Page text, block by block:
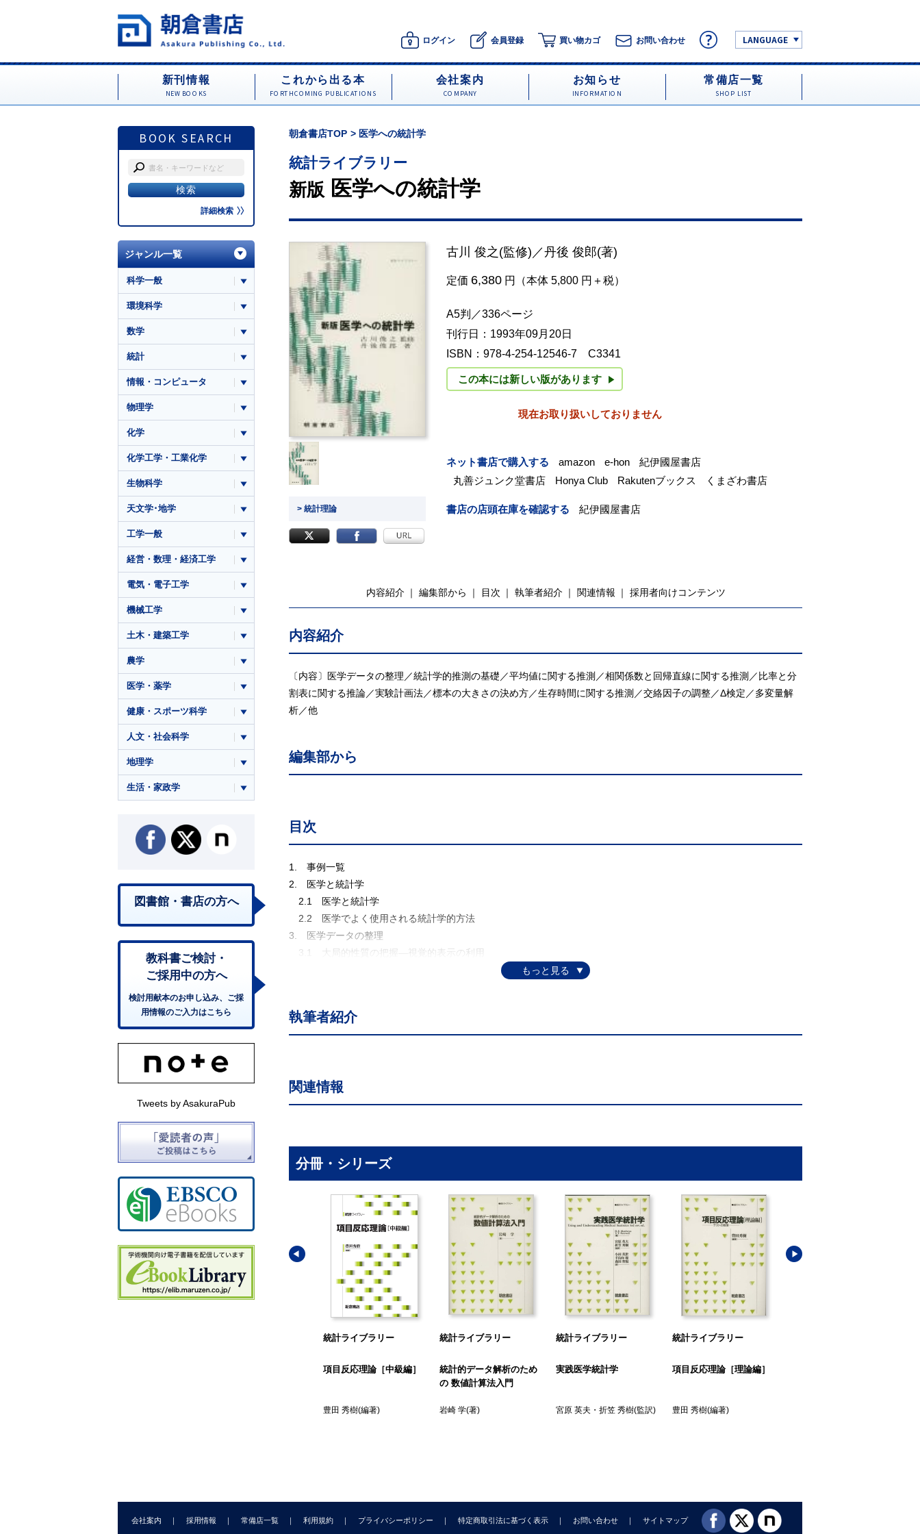
ログイン 会員登録 買い物カゴ お問い合わせ LANGUAGE
新刊情報
NEW BOOKS
これから出る本
FORTHCOMING PUBLICATIONS
会社案内
COMPANY
お知らせ
INFORMATION
常備店一覧
SHOP LIST
BOOK SEARCH
詳細検索
朝倉書店TOP 医学への統計学
統計ライブラリー
新版 医学への統計学
> 統計理論
古川 俊之 (監修)／丹後 俊郎(著)
定価 6,380 円（本体 5,800 円＋税）
A5判／336ページ
刊行日：1993年09月20日
ISBN：978-4-254-12546-7 C3341
この本には新しい版があります
現在お取り扱いしておりません
ネット書店で購入する amazon e-hon
紀伊國屋書店
丸善ジュンク堂書店
Honya Club Rakutenブックス くまざわ書店
書店の店頭在庫を確認する 紀伊國屋書店
内容紹介 編集部から 目次 執筆者紹介 関連情報 採用者向けコンテンツ
内容紹介
〔内容〕医学データの整理／統計学的推測の基礎／平均値に関する推測／相関係数と回帰直線に関する推測／比率と分
割表に関する推論／実験計画法／標本の大きさの決め方／生存時間に関する推測／交絡因子の調整／Δ検定／多変量解
析／他
編集部から
目次
1. 事例一覧
2. 医学と統計学
2.1 医学と統計学
2.2 医学でよく使用される統計学的方法
3. 医学データの整理
3.1 大局的性質の把握―視覚的表示の利用
4.2 母集団の分布型
4.3 推定の考え方
5. 飛び離れたデータのGrubbs-Smirnov棄却検定
6. 平均値に関する推測
6.3 二つの母平均の差の信頼区間
7.1 相関係数の検定と信頼区間
7.2 回帰直線の検定と信頼区間
8. 比率と分割表に関する推論
8.1 母比率Ｐの検定と信頼区間
8.2 二つの母比率の差の検定と信頼区間
8.3 ２×２分割表のχ2検定
8.4 Fisherの正確な検定
8.5 対応のある場合の二つの母比率の差の検定と信頼区間
8.8 ポアソン分布に従う事象の推測
8.9 順序カテゴリー変数に基づく２群の差のWilcoxonの順位和検定
9.1 基本的な考え方
10. 標本の大きさの決め方
10.1 推定精度
執筆者紹介
関連情報
分冊・シリーズ
統計ライブラリー
項目反応理論［中級編］
豊田 秀樹(編著)
統計ライブラリー
統計的データ解析のため
の 数値計算法入門
岩崎 学(著)
統計ライブラリー
実践医学統計学
宮原 英夫 ・ 折笠 秀樹(監訳)
統計ライブラリー
項目反応理論［理論編］
豊田 秀樹(編著)
ジャンル一覧
科学一般
環境科学
数学
統計
情報・コンピュータ
物理学
化学
化学工学・工業化学
生物科学
天文学･地学
工学一般
経営・数理・経済工学
電気・電子工学
機械工学
土木・建築工学
農学
医学・薬学
健康・スポーツ科学
人文・社会科学
地理学
生活・家政学
図書館・書店の方へ
教科書ご検討・
ご採用中の方へ
検討用献本のお申し込み、ご採
用情報のご入力はこちら
Tweets by AsakuraPub
会社案内 採用情報 常備店一覧 利用規約 プライバシーポリシー 特定商取引法に基づく表示 お問い合わせ サイトマップ